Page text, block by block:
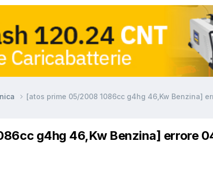
[atos prime 05/2008 1086cc g4hg 46,Kw Benzina]
g4hg 46,Kw Benzina] errore